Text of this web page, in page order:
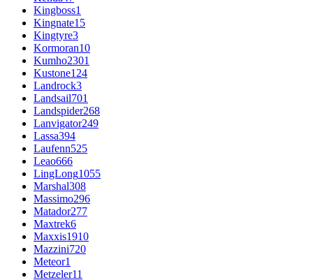
Kingboss1
Kingnate15
Kingtyre3
Kormoran10
Kumho2301
Kustone124
Landrock3
Landsail701
Landspider268
Lanvigator249
Lassa394
Laufenn525
Leao666
LingLong1055
Marshal308
Massimo296
Matador277
Maxtrek6
Maxxis1910
Mazzini720
Meteor1
Metzeler11